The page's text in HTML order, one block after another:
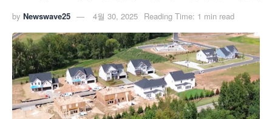
by Newswave25 4월 30, 2025 Reading Time: 1 min read